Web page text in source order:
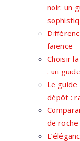
noir: un
faïence
Choisir
: un
Le
dépôt :
de roche